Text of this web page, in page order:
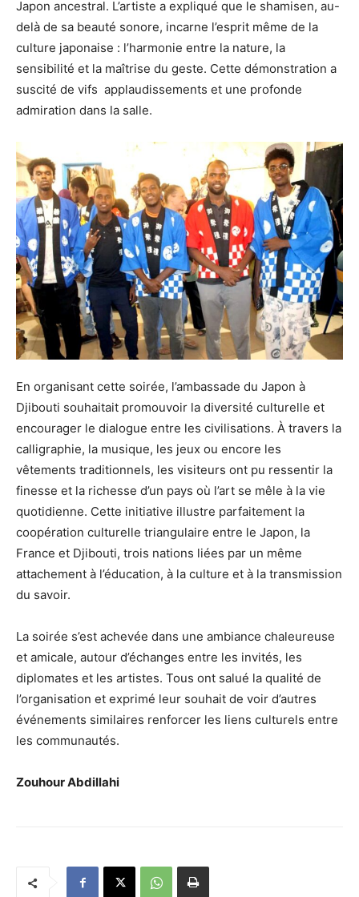
Japon ancestral. L’artiste a expliqué que le shamisen, au-
delà de sa beauté sonore, incarne l’esprit même de la
culture japonaise : l’harmonie entre la nature, la
sensibilité et la maîtrise du geste. Cette démonstration a
suscité de vifs applaudissements et une profonde
admiration dans la salle.
En organisant cette soirée, l’ambassade du Japon à
Djibouti souhaitait promouvoir la diversité culturelle et
encourager le dialogue entre les civilisations. À travers la
calligraphie, la musique, les jeux ou encore les
vêtements traditionnels, les visiteurs ont pu ressentir la
finesse et la richesse d’un pays où l’art se mêle à la vie
quotidienne. Cette initiative illustre parfaitement la
coopération culturelle triangulaire entre le Japon, la
France et Djibouti, trois nations liées par un même
attachement à l’éducation, à la culture et à la transmission
du savoir.
La soirée s’est achevée dans une ambiance chaleureuse
et amicale, autour d’échanges entre les invités, les
diplomates et les artistes. Tous ont salué la qualité de
l’organisation et exprimé leur souhait de voir d’autres
événements similaires renforcer les liens culturels entre
les communautés.
Zouhour Abdillahi